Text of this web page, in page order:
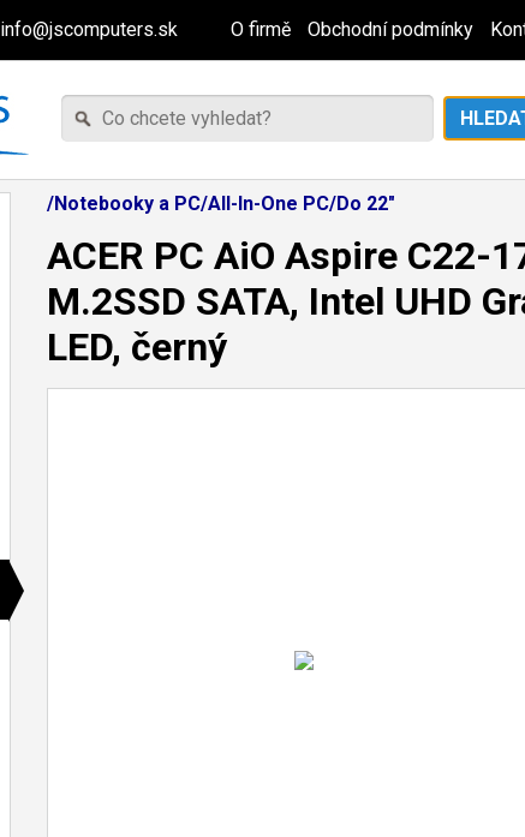
info@jscomputers.sk O firmě Obchodní podmínky
/Notebooky a PC/All-In-One PC/Do 22"
ACER PC AiO Aspire C22-
M.2SSD SATA, Intel UHD
LED, černý